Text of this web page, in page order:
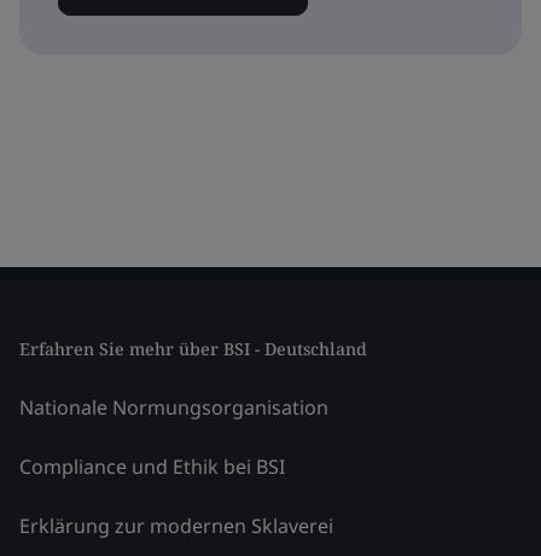
Erfahren Sie mehr über BSI - Deutschland
Nationale Normungsorganisation
Compliance und Ethik bei BSI
Erklärung zur modernen Sklaverei